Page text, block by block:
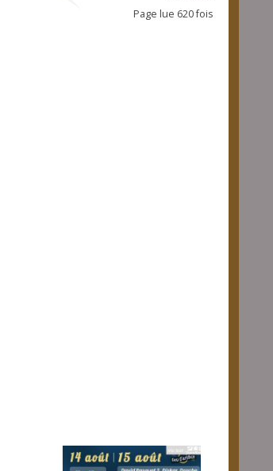
Page lue 620 fois